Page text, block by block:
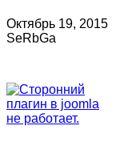
Октябрь 19, 2015
SeRbGa